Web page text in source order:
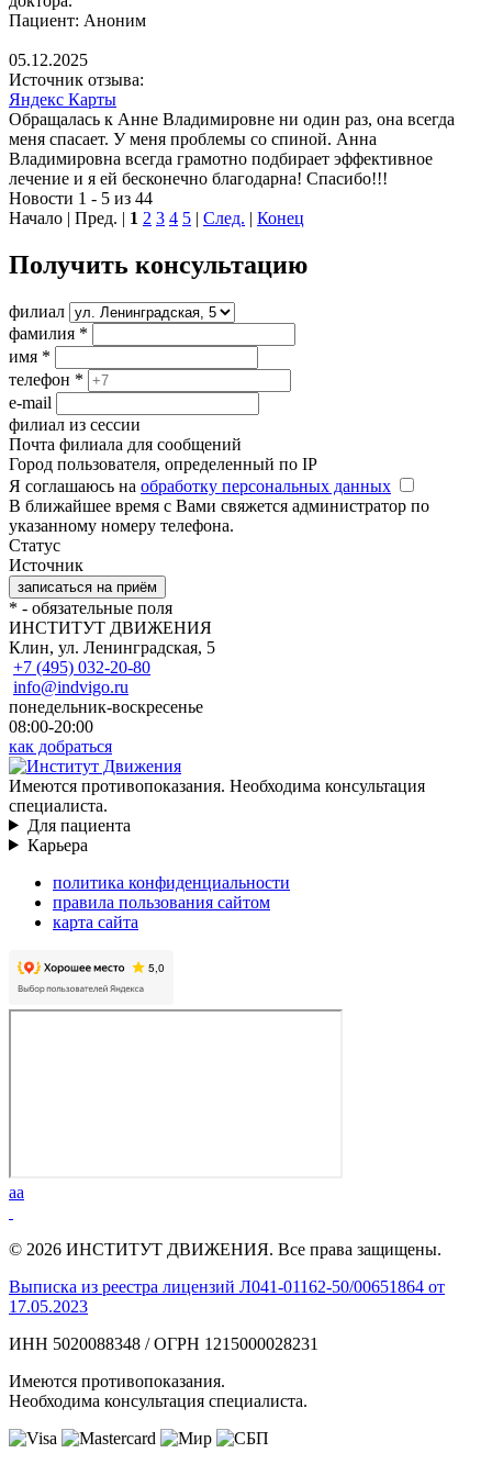
Пациент: Аноним
05.12.2025
Источник отзыва:
Яндекс Карты
Обращалась к Анне Владимировне ни один раз, она всегда
меня спасает. У меня проблемы со спиной. Анна
Владимировна всегда грамотно подбирает эффективное
лечение и я ей бесконечно благодарна! Спасибо!!!
Новости 1 - 5 из 44
Начало | Пред. | 1 2 3 4 5 | След. | Конец
Получить консультацию
филиал
фамилия *
имя *
телефон *
e-mail
филиал из сессии
Почта филиала для сообщений
Город пользователя, определенный по IP
Я соглашаюсь на обработку персональных данных
В ближайшее время с Вами свяжется администратор по
указанному номеру телефона.
Статус
Источник
* - обязательные поля
ИНСТИТУТ ДВИЖЕНИЯ
Клин, ул. Ленинградская, 5
+7 (495) 032-20-80
info@indvigo.ru
понедельник-воскресенье
08:00-20:00
как добраться
Имеются противопоказания. Необходима консультация
специалиста.
Для пациента
Карьера
политика конфиденциальности
правила пользования сайтом
карта сайта
aa
© 2026 ИНСТИТУТ ДВИЖЕНИЯ. Все права защищены.
Выписка из реестра лицензий Л041-01162-50/00651864 от
17.05.2023
ИНН 5020088348 / ОГРН 1215000028231
Имеются противопоказания.
Необходима консультация специалиста.